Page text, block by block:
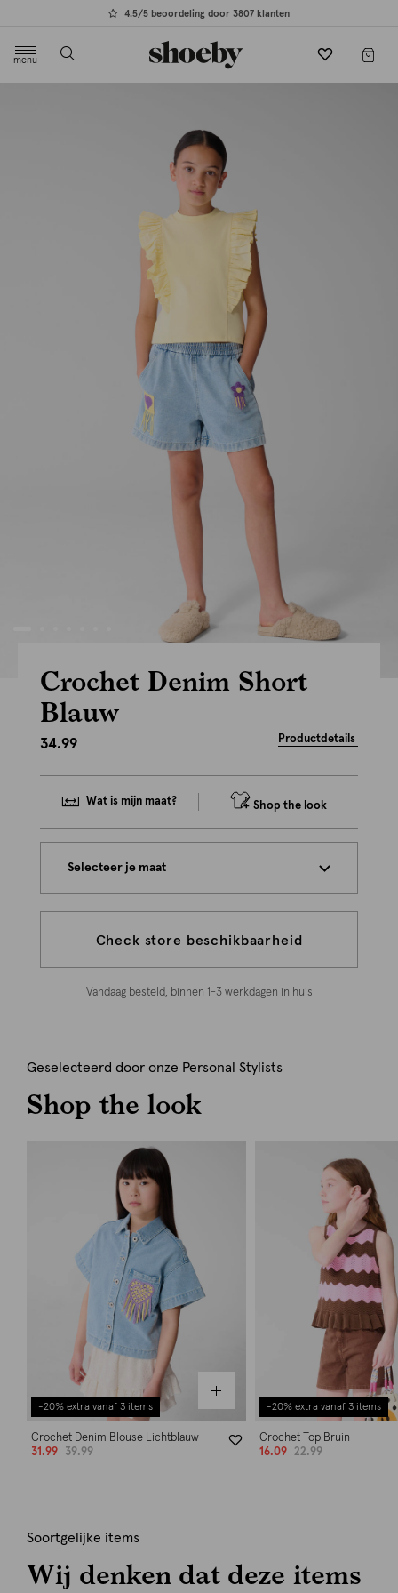
4.5/5 beoordeling door 3807 klanten
menu
Crochet Denim Short
Blauw
34.99 Productdetails
Wat is mijn maat? Shop the look
Selecteer je maat
Check store beschikbaarheid
Vandaag besteld, binnen 1-3 werkdagen in huis
Geselecteerd door onze Personal Stylists
Shop the look
-20% extra vanaf 3 items
Crochet Denim Blouse Lichtblauw
31.99
39.99
-20% extra vanaf 3 items
Crochet Top Bruin
16.09
22.99
Soortgelijke items
Wij denken dat deze items